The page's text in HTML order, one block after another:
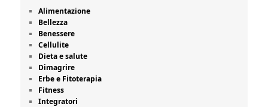
Alimentazione
Bellezza
Benessere
Cellulite
Dieta e salute
Dimagrire
Erbe e Fitoterapia
Fitness
Integratori